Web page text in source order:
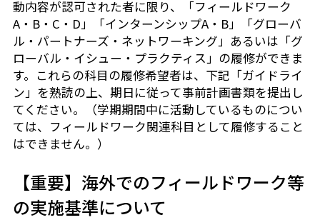
動内容が認可された者に限り、「フィールドワーク
A・B・C・D」「インターンシップA・B」「グローバ
ル・パートナーズ・ネットワーキング」あるいは「グ
ローバル・イシュー・プラクティス」の履修ができま
す。これらの科目の履修希望者は、下記「ガイドライ
ン」を熟読の上、期日に従って事前計画書類を提出し
てください。（学期期間中に活動しているものについ
ては、フィールドワーク関連科目として履修すること
はできません。）
【重要】海外でのフィールドワーク等
の実施基準について